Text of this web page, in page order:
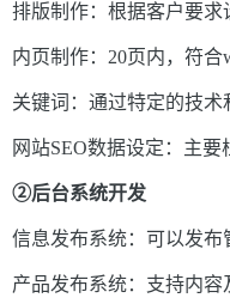
排版制作：根据客户要
内页制作：20页内，符合
关键词：通过特定的技
网站SEO数据设定：主
②后台系统开发
信息发布系统：可以发
产品发布系统：支持内